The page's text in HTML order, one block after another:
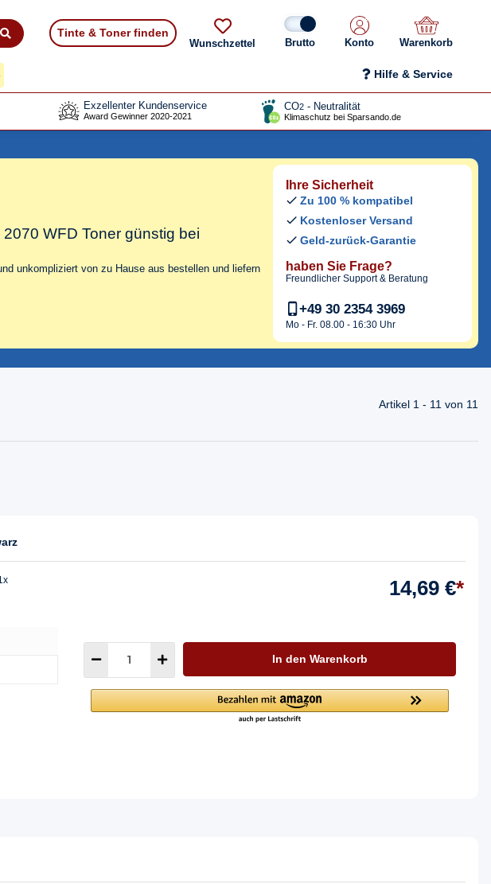
Tinte & Toner finden
Wunschzettel Konto Warenkorb
Hilfe & Service
Exzellenter Kundenservice
Award Gewinner 2020-2021
CO2 - Neutralität
Klimaschutz bei Sparsando.de
WFD Toner günstig bei
unkompliziert von zu Hause aus bestellen und liefern
Ihre Sicherheit
Zu 100 % kompatibel
Kostenloser Versand
Geld-zurück-Garantie
haben Sie Frage?
Freundlicher Support & Beratung
+49 30 2354 3969
Mo - Fr. 08.00 - 16:30 Uhr
Artikel 1 - 11 von 11
14,69 €*
In den Warenkorb